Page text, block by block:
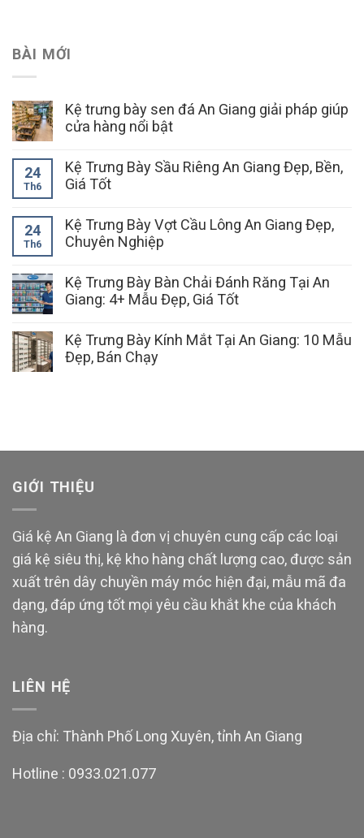
BÀI MỚI
Kệ trưng bày sen đá An Giang giải pháp giúp
cửa hàng nổi bật
24
Th6
Kệ Trưng Bày Sầu Riêng An Giang Đẹp, Bền,
Giá Tốt
24
Th6
Kệ Trưng Bày Vợt Cầu Lông An Giang Đẹp,
Chuyên Nghiệp
Kệ Trưng Bày Bàn Chải Đánh Răng Tại An
Giang: 4+ Mẫu Đẹp, Giá Tốt
Kệ Trưng Bày Kính Mắt Tại An Giang: 10 Mẫu
Đẹp, Bán Chạy
GIỚI THIỆU
Giá kệ An Giang là đơn vị chuyên cung cấp các loại
giá kệ siêu thị, kệ kho hàng chất lượng cao, được sản
xuất trên dây chuyền máy móc hiện đại, mẫu mã đa
dạng, đáp ứng tốt mọi yêu cầu khắt khe của khách
hàng.
LIÊN HỆ
Địa chỉ: Thành Phố Long Xuyên, tỉnh An Giang
Hotline : 0933.021.077